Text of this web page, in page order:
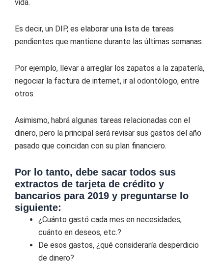
vida.
Es decir, un DIP, es elaborar una lista de tareas
pendientes que mantiene durante las últimas semanas.
Por ejemplo, llevar a arreglar los zapatos a la zapatería,
negociar la factura de internet, ir al odontólogo, entre
otros.
Asimismo, habrá algunas tareas relacionadas con el
dinero, pero la principal será revisar sus gastos del año
pasado que coincidan con su plan financiero.
Por lo tanto, debe sacar todos sus
extractos de tarjeta de crédito y
bancarios para 2019 y preguntarse lo
siguiente:
¿Cuánto gastó cada mes en necesidades,
cuánto en deseos, etc.?
De esos gastos, ¿qué consideraría desperdicio
de dinero?